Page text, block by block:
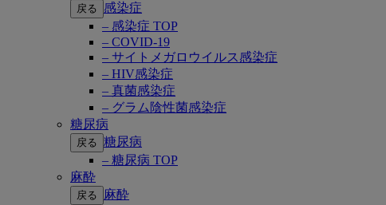
戻る
感染症
– 感染症 TOP
– COVID-19
– サイトメガロウイルス感染症
– HIV感染症
– 真菌感染症
– グラム陰性菌感染症
糖尿病
戻る 糖尿病
– 糖尿病 TOP
麻酔
戻る
麻酔